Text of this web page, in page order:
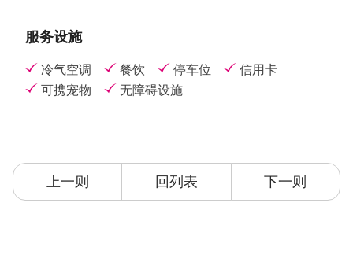
服务设施
冷气空调 餐饮 停车位
信用卡
可携宠物
无障碍设施
上一则 回列表 下一则